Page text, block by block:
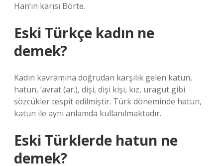
Han’ın karısı Börte.
Eski Türkçe kadın ne
demek?
Kadın kavramına doğrudan karşılık gelen katun,
hatun, ‘avrat (ar.), dişi, dişi kişi, kız, uragut gibi
sözcükler tespit edilmiştir. Türk döneminde hatun,
katun ile aynı anlamda kullanılmaktadır.
Eski Türklerde hatun ne
demek?